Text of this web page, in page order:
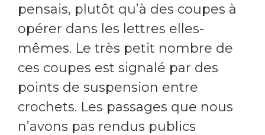
pensais, plutôt qu’à des coupes à
opérer dans les lettres elles-
mêmes. Le très petit nombre de
ces coupes est signalé par des
points de suspension entre
crochets. Les passages que nous
n’avons pas rendus publics